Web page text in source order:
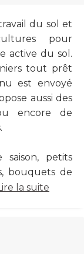
du sol et
pour
active du sol.
tout prêt
est envoyé
aussi des
encore de
saison, petits
bouquets de
la suite